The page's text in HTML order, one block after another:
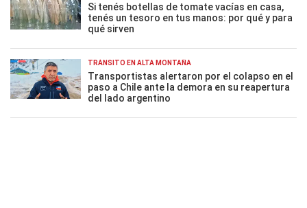
Si tenés botellas de tomate vacías en casa,
tenés un tesoro en tus manos: por qué y para
qué sirven
TRÁNSITO EN ALTA MONTAÑA
Transportistas alertaron por el colapso en el
paso a Chile ante la demora en su reapertura
del lado argentino